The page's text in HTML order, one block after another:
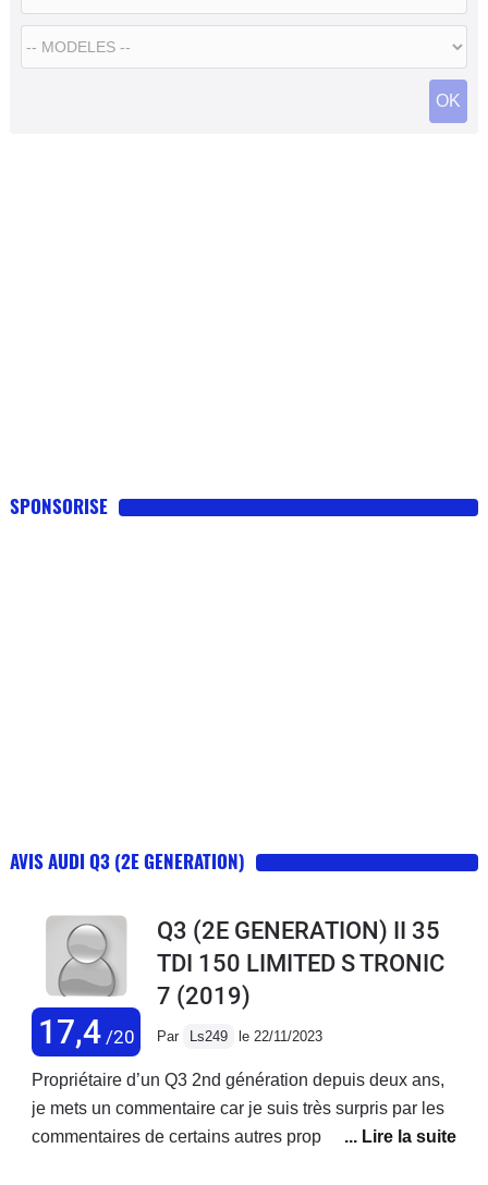
SPONSORISE
AVIS AUDI Q3 (2E GENERATION)
17,4/20
Q3 (2E GENERATION) II 35
TDI 150 LIMITED S TRONIC
7 (2019)
Par Ls249 le 22/11/2023
Propriétaire d’un Q3 2nd génération depuis deux ans,
je mets un commentaire car je suis très surpris par les
commentaires de certains autres propriétaire.Je sors